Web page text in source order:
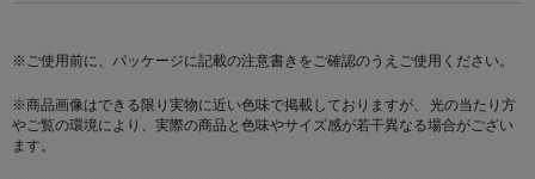
※ご使用前に、パッケージに記載の注意書きをご確認のうえご使用ください。
※商品画像はできる限り実物に近い色味で掲載しておりますが、 光の当たり方
やご覧の環境により、実際の商品と色味やサイズ感が若干異なる場合がござい
ます。